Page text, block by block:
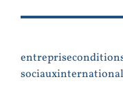
entreprise
sociaux